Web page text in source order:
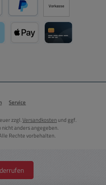
Debitkarte über PayPal
Später Bezahlen über PayPal
Vorkasse
Service
zzgl.Versandkosten und ggf.
anders angegeben.
Rechte vorbehalten.